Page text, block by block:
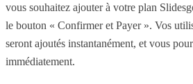
vous souhaitez ajouter à votre plan
le bouton « Confirmer et Payer ». Vos
seront ajoutés instantanément, et vous
immédiatement.